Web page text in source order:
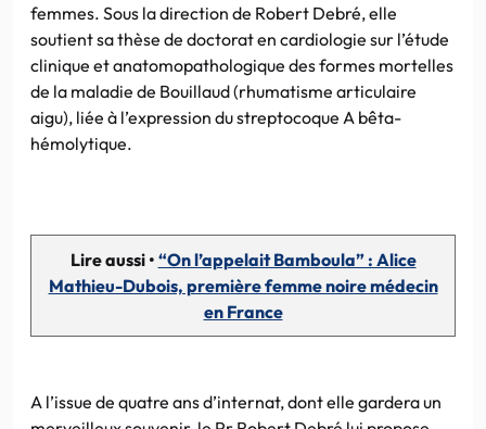
femmes. Sous la direction de Robert Debré, elle
soutient sa thèse de doctorat en cardiologie sur l’étude
clinique et anatomopathologique des formes mortelles
de la maladie de Bouillaud (rhumatisme articulaire
aigu), liée à l’expression du streptocoque A bêta-
hémolytique.
Lire aussi • “On l’appelait Bamboula” : Alice
Mathieu-Dubois, première femme noire médecin
en France
A l’issue de quatre ans d’internat, dont elle gardera un